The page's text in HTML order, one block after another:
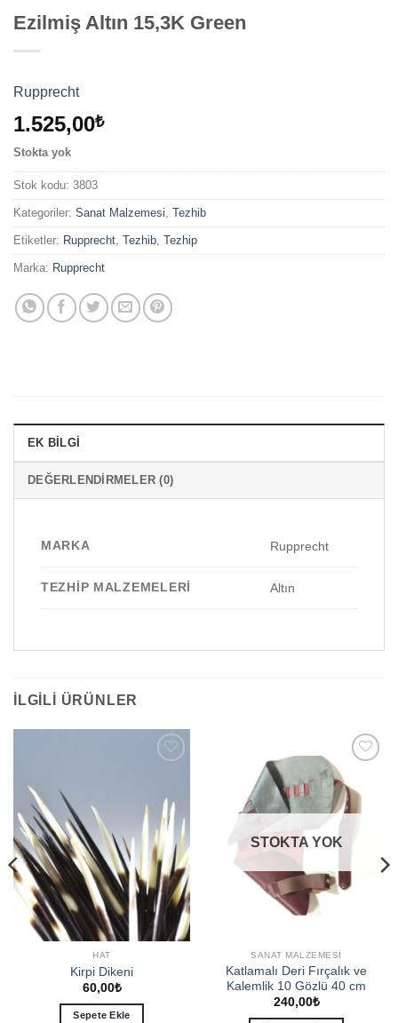
Ezilmiş Altın 15,3K Green
Rupprecht
1.525,00₺
Stokta yok
Stok kodu: 3803
Kategoriler: Sanat Malzemesi Tezhib
Etiketler: Rupprecht Tezhib Tezhip
Marka: Rupprecht
EK BILGI
DEĞERLENDIRMELER (0)
MARKA Rupprecht
TEZHIP MALZEMELERI Altın
İLGILI ÜRÜNLER
HAT
Kirpi Dikeni
60,00₺
Sepete Ekle
wishlist
STOKTA YOK
SANAT MALZEMESI
Katlamalı Deri Fırçalık ve
Kalemlik 10 Gözlü 40 cm
240,00₺